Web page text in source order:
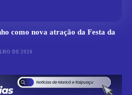
como nova atração da Festa da
DE 2026